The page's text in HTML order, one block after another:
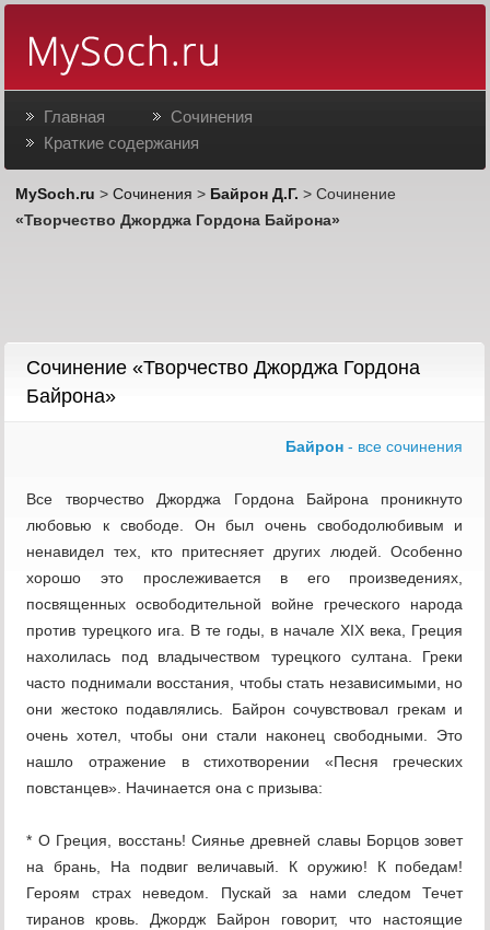
Главная
Сочинения
Краткие содержания
MySoch.ru >Сочинения > Байрон Д.Г. > Сочинение
«Творчество Джорджа Гордона Байрона»
Сочинение «Творчество Джорджа Гордона
Байрона»
Байрон - все сочинения
Все творчество Джорджа Гордона Байрона проникнуто
любовью к свободе. Он был очень свободолюбивым и
ненавидел тех, кто притесняет других людей. Особенно
хорошо это прослеживается в его произведениях,
посвященных освободительной войне греческого народа
против турецкого ига. В те годы, в начале XIX века, Греция
нахолилась под владычеством турецкого султана. Греки
часто поднимали восстания, чтобы стать независимыми, но
они жестоко подавлялись. Байрон сочувствовал грекам и
очень хотел, чтобы они стали наконец свободными. Это
нашло отражение в стихотворении «Песня греческих
повстанцев». Начинается она с призыва:
* О Греция, восстань! Сиянье древней славы Борцов зовет
на брань, На подвиг величавый. К оружию! К победам!
Героям страх неведом. Пускай за нами следом Течет
тиранов кровь. Джордж Байрон говорит, что настоящие